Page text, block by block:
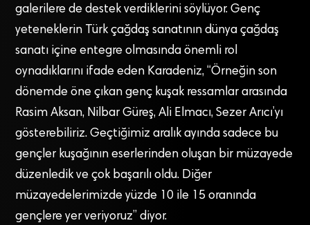
galerilere de destek verdiklerini söylüyor. Genç
yeteneklerin Türk çağdaş sanatının dünya çağdaş
sanatı içine entegre olmasında önemli rol
oynadıklarını ifade eden Karadeniz, “Örneğin son
dönemde öne çıkan genç kuşak ressamlar arasında
Rasim Aksan, Nilbar Güreş, Ali Elmacı, Sezer Arıcı’yı
gösterebiliriz. Geçtiğimiz aralık ayında sadece bu
gençler kuşağının eserlerinden oluşan bir müzayede
düzenledik ve çok başarılı oldu. Diğer
müzayedelerimizde yüzde 10 ile 15 oranında
gençlere yer veriyoruz” diyor.